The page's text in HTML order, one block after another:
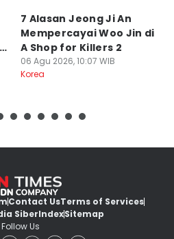
7 Alasan Jeong Ji An
Mempercayai Woo Jin di
A Shop for Killers 2
06 Agu 2026, 10:07 WIB
Korea
Contact UsTerms of Services
SiberIndexSitemap
Follow Us